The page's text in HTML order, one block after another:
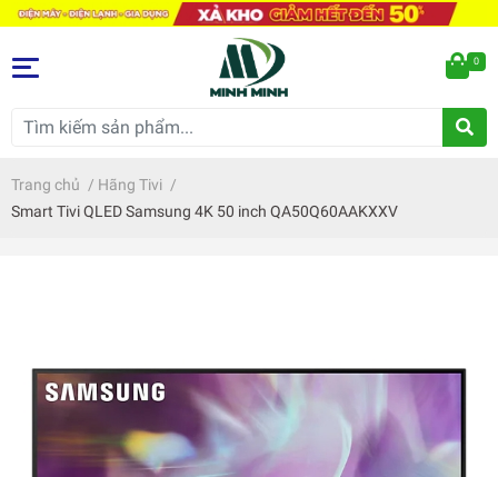
0
Trang chủ / Hãng Tivi /
Smart Tivi QLED Samsung 4K 50 inch QA50Q60AAKXXV